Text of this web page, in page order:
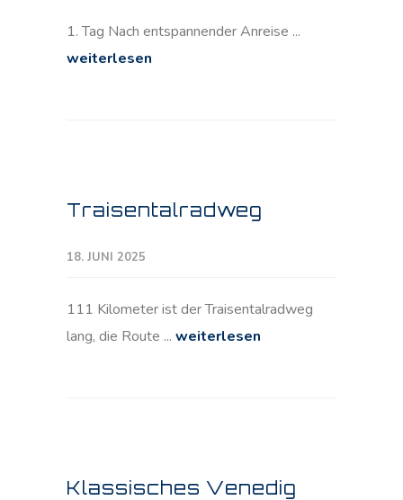
1. Tag Nach entspannender Anreise ...
weiterlesen
Traisentalradweg
18. JUNI 2025
111 Kilometer ist der Traisentalradweg
lang, die Route ... weiterlesen
Klassisches Venedig